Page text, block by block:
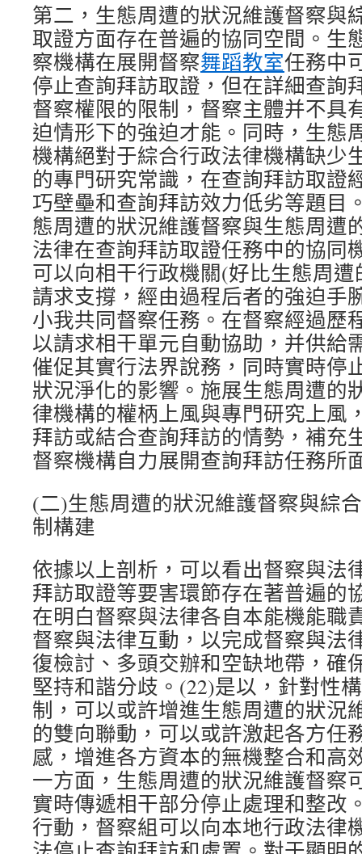
第二，生態周遭的狀況維護督察與
取證方面存在普遍的協同空間。生
察機構在展開督察舞蹈教室任務中
停止查詢拜訪取證，但在詳細查詢
督察權限的限制，督察主體并不具
迫情形下的強迫才能。同時，生態
機構絕對于綜合行政法律機構缺少
的專門研究常識，在查詢拜訪取證
巧壁壘和查詢拜訪效力低劣等題目
態周遭的狀況維護督察與生態周遭
法律在查詢拜訪取證任務中的協同
可以向相干行政機關(好比生態周
請求支撐，經由過程后者的強迫手
小我共同督察任務。在督察經過歷
以請求相干單元自動協助，并供給
催促其實行法界說務，同時實時停
狀況淨化的影響。施展生態周遭的
律機構的權柄上風與專門研究上風
拜訪或結合查詢拜訪的情勢，補充
督察機構自力展開查詢拜訪任務所
(二)生態周遭的狀況維護督察與綜
制構建
依據以上剖析，可以看出督察與法
拜訪取證等要害環節存在著普遍的
在明白督察與法律各自本能機能職
督察與法律互動，以完成督察與法
復檢討、多頭交辦和空缺地帶，確
堅持和諧分歧。(22)是以，針對性
制，可以或許增進生態周遭的狀況
的雙向聯動，可以或許激起各方任
感，增進各方資本的無機整合和高
一方面，生態周遭的狀況維護督察
實時傳遞相干部分停止處理和整改
行動，督察組可以向本地行政法律